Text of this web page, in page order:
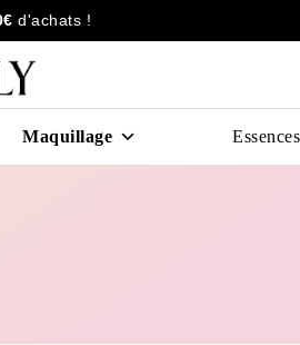
d'achats !
Maquillage